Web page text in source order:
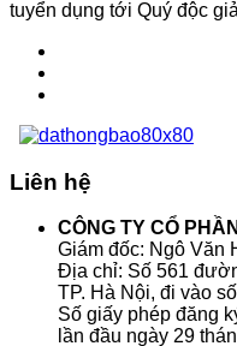
tuyển dụng tới Quý độc
Liên hệ
CÔNG TY CỔ
Giám đốc: Ngô Văn
Địa chỉ: Số 561
TP. Hà Nội, đi vào
Số giấy phép đăng
lần đầu ngày 29